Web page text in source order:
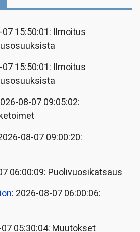
15:50:01: Ilmoitus
15:50:01: Ilmoitus
08-07 09:05:02:
08-07 09:00:20:
06:00:09: Puolivuosikatsaus
: 2026-08-07 06:00:06:
05:30:04: Muutokset